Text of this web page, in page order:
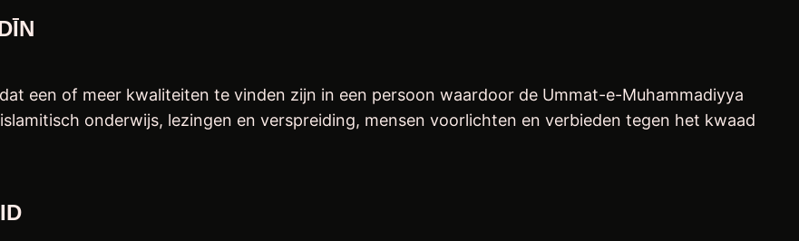
een of meer kwaliteiten te vinden zijn in een persoon waardoor de Ummat-e-Muhammadiyya
onderwijs, lezingen en verspreiding, mensen voorlichten en verbieden tegen het kwaad